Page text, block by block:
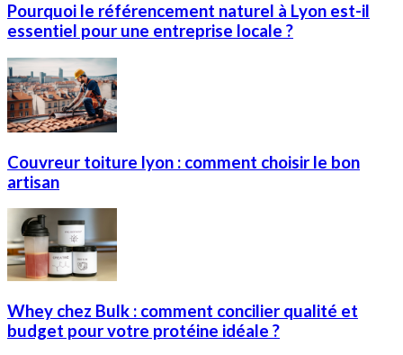
Pourquoi le référencement naturel à Lyon est-il
essentiel pour une entreprise locale ?
Couvreur toiture lyon : comment choisir le bon
artisan
Whey chez Bulk : comment concilier qualité et
budget pour votre protéine idéale ?